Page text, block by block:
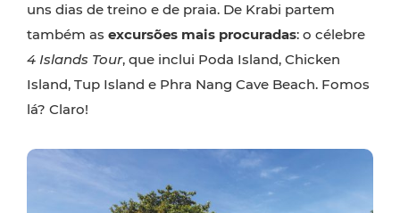
uns dias de treino e de praia. De Krabi partem
também as excursões mais procuradas: o célebre
4 Islands Tour, que inclui Poda Island, Chicken
Island, Tup Island e Phra Nang Cave Beach. Fomos
lá? Claro!